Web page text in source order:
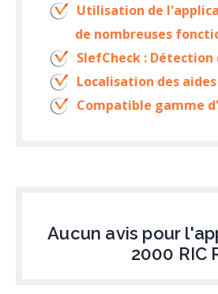
Utilisation de
de nombreuses
SlefCheck : Détection
Localisation des
Compatible gamme
Aucun avis pour
2000 RIC